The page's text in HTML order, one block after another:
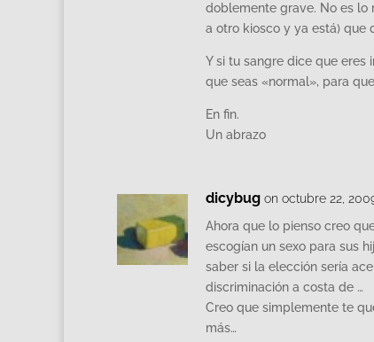
doblemente grave. No es lo
a otro kiosco y ya está) que
Y si tu sangre dice que eres
que seas «normal», para
En fin.
Un abrazo
dicybug on octubre 22,
Ahora que lo pienso creo
escogían un sexo para sus
saber si la elección sería
discriminación a costa de …
Creo que simplemente te
más…